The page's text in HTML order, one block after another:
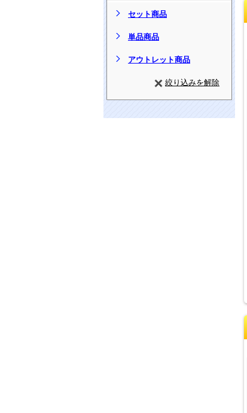
セット商品
単品商品
アウトレット商品
絞り込みを解除